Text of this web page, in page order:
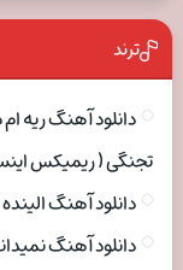
ترند
دانلود آهنگ ریه
تجنگی ( ریمیکس
دانلود آهنگ
دانلود آهنگ